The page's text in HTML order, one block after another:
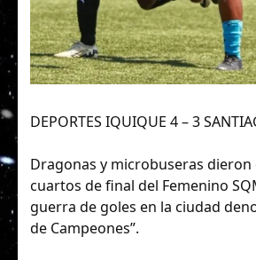
DEPORTES IQUIQUE 4 – 3
Dragonas y microbuseras dieron
cuartos de final del Femenino
guerra de goles en la ciudad
de Campeones”.